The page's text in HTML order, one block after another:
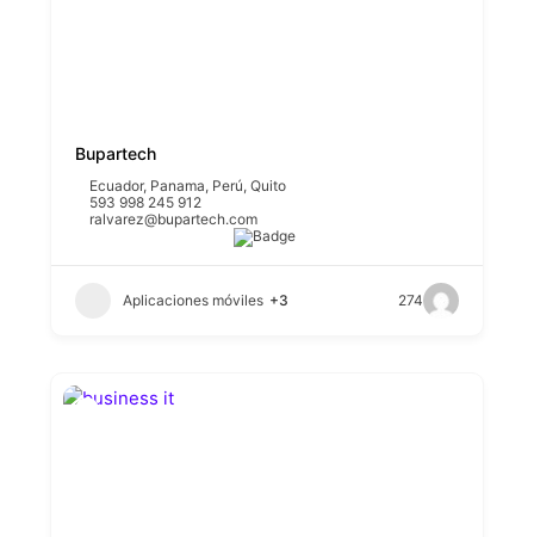
Bupartech
Ecuador, Panama, Perú,Quito
593 998 245 912
ralvarez@bupartech.com
Aplicaciones móviles +3 274